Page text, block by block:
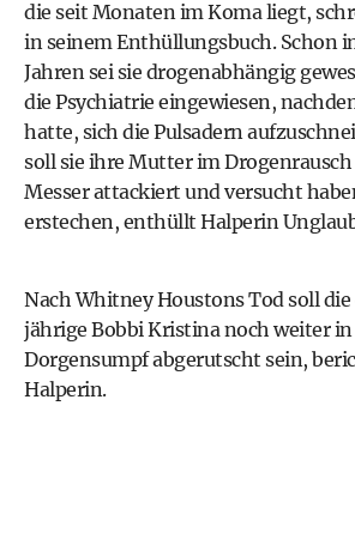
die seit Monaten im Koma liegt,
in seinem Enthüllungsbuch. Schon
Jahren sei sie drogenabhängig
die Psychiatrie eingewiesen,
hatte, sich die Pulsadern
soll sie ihre Mutter im
Messer attackiert und versucht
erstechen, enthüllt Halperin
NachWhitney Houstons Todsoll die
jährige Bobbi Kristina noch weiter
Dorgensumpf abgerutscht sein,
Halperin.